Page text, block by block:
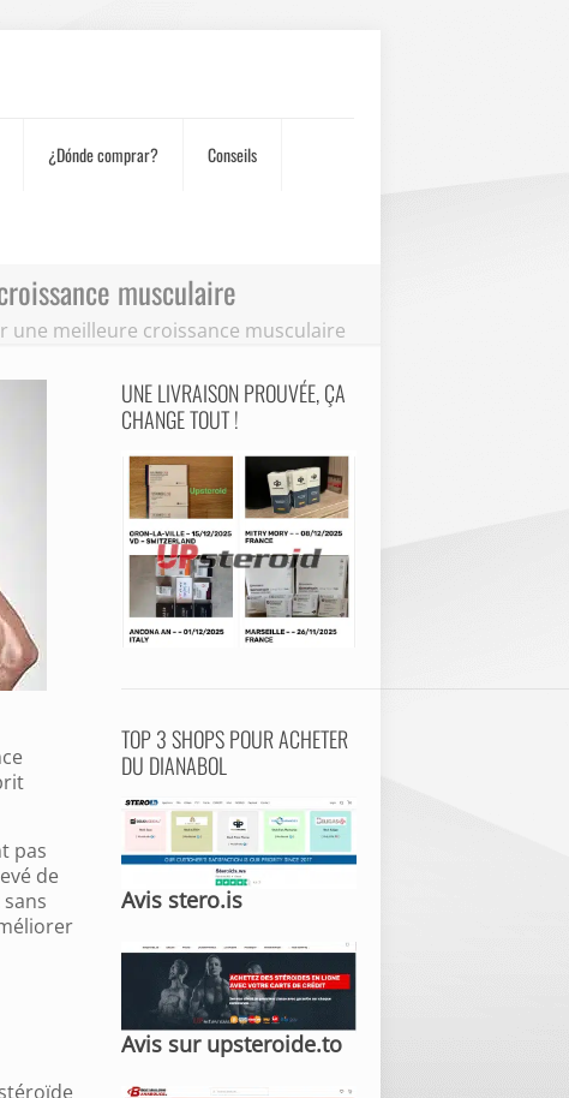
¿Dónde comprar? Conseils
musculaire
meilleure croissance musculaire
pas
de
UNE LIVRAISON PROUVÉE, ÇA
CHANGE TOUT !
TOP 3 SHOPS POUR ACHETER
DU DIANABOL
Avis stero.is
Avis sur upsteroide.to